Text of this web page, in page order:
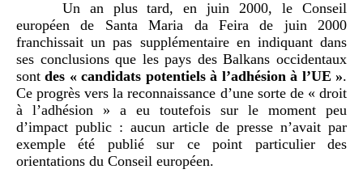
Un an plus tard, en juin 2000, le Conseil
européen de Santa Maria da Feira de juin 2000
franchissait un pas supplémentaire en indiquant dans
ses conclusions que les pays des Balkans occidentaux
sontdes « candidats potentiels à l’adhésion à l’UE ».
Ce progrès vers la reconnaissance d’une sorte de « droit
à l’adhésion » a eu toutefois sur le moment peu
d’impact public : aucun article de presse n’avait par
exemple été publié sur ce point particulier des
orientations du Conseil européen.